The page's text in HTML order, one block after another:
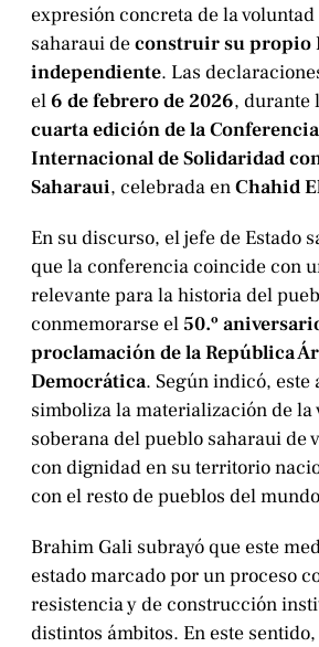
expresión concreta de la
saharaui deconstruir su propio
independiente. Las
el6 de febrero de 2026, durante
cuarta edición de la
Internacional de Solidaridad
Saharaui, celebrada enChahid
En su discurso, el jefe de Estado
que la conferencia coincide con
relevante para la historia del
conmemorarse el 50.º
proclamación de la República
Democrática. Según indicó, este
simboliza la materialización de la
soberana del pueblo saharaui de
con dignidad en su territorio
con el resto de pueblos del
Brahim Gali subrayó que este
estado marcado por un proceso
resistencia y de construcción
distintos ámbitos. En este